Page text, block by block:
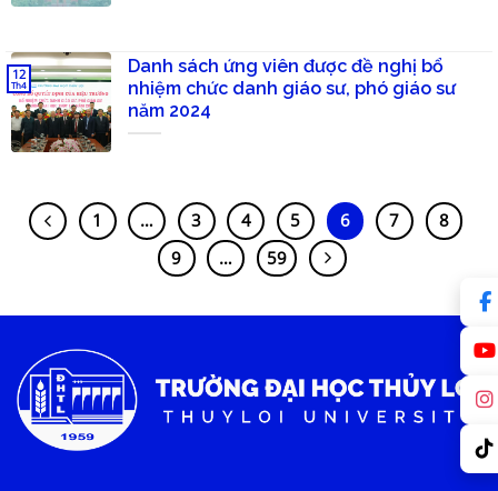
Danh sách ứng viên được đề nghị bổ
nhiệm chức danh giáo sư, phó giáo sư
năm 2024
12
Th4
1 … 3 4 5 6 7
8
9
… 59